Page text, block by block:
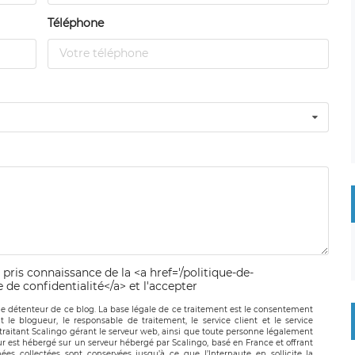
Téléphone
connaissance de la <a href='/politique-de-
confidentialité</a> et l'accepter
détenteur de ce blog. La base légale de ce traitement est le consentement
le blogueur, le responsable de traitement, le service client et le service
Scalingo gérant le serveur web, ainsi que toute personne légalement
hébergé sur un serveur hébergé par Scalingo, basé en France et offrant